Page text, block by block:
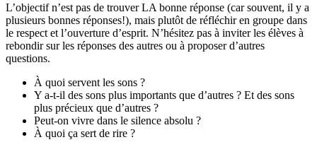
L’objectif n’est pas de trouver LA bonne réponse (car souvent, il y a
plusieurs bonnes réponses!), mais plutôt de réfléchir en groupe dans
le respect et l’ouverture d’esprit. N’hésitez pas à inviter les élèves à
rebondir sur les réponses des autres ou à proposer d’autres
questions.
À quoi servent les sons ?
Y a-t-il des sons plus importants que d’autres ? Et des sons
plus précieux que d’autres ?
Peut-on vivre dans le silence absolu ?
À quoi ça sert de rire ?